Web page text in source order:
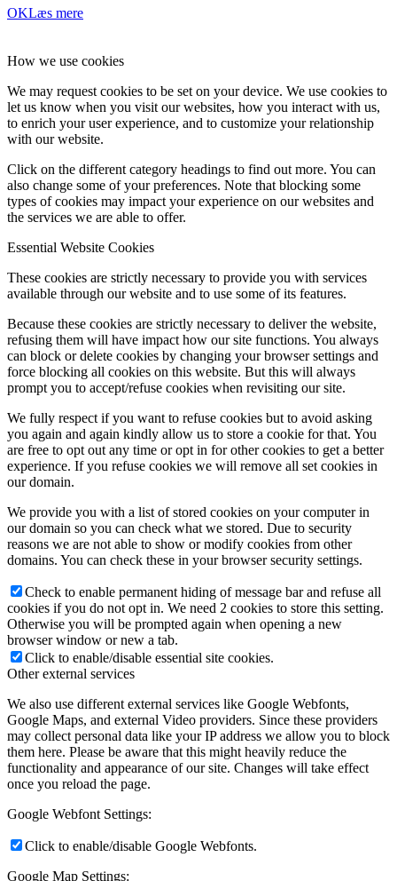
OKLæs mere
How we use cookies
We may request cookies to be set on your device. We use cookies to
let us know when you visit our websites, how you interact with us,
to enrich your user experience, and to customize your relationship
with our website.
Click on the different category headings to find out more. You can
also change some of your preferences. Note that blocking some
types of cookies may impact your experience on our websites and
the services we are able to offer.
Essential Website Cookies
These cookies are strictly necessary to provide you with services
available through our website and to use some of its features.
Because these cookies are strictly necessary to deliver the website,
refusing them will have impact how our site functions. You always
can block or delete cookies by changing your browser settings and
force blocking all cookies on this website. But this will always
prompt you to accept/refuse cookies when revisiting our site.
We fully respect if you want to refuse cookies but to avoid asking
you again and again kindly allow us to store a cookie for that. You
are free to opt out any time or opt in for other cookies to get a better
experience. If you refuse cookies we will remove all set cookies in
our domain.
We provide you with a list of stored cookies on your computer in
our domain so you can check what we stored. Due to security
reasons we are not able to show or modify cookies from other
domains. You can check these in your browser security settings.
Check to enable permanent hiding of message bar and refuse all
cookies if you do not opt in. We need 2 cookies to store this setting.
Otherwise you will be prompted again when opening a new
browser window or new a tab.
Click to enable/disable essential site cookies.
Other external services
We also use different external services like Google Webfonts,
Google Maps, and external Video providers. Since these providers
may collect personal data like your IP address we allow you to block
them here. Please be aware that this might heavily reduce the
functionality and appearance of our site. Changes will take effect
once you reload the page.
Google Webfont Settings:
Click to enable/disable Google Webfonts.
Google Map Settings: